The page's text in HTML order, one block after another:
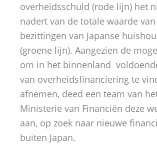
overheidsschuld (rode lijn) het
nadert van de totale waarde
bezittingen van Japanse
(groene lijn). Aangezien de
om in het binnenland
van overheidsfinanciering te
afnemen, deed een team van
Ministerie van Financiën deze
aan, op zoek naar nieuwe
buiten Japan.